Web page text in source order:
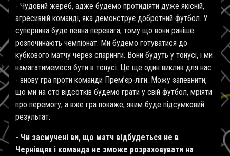
- Чудовий жереб, адже будемо протидіяти дуже якісній,
агресивній команді, яка демонструє добротний футбол. У
суперника буде певна перевага, тому що вони раніше
розпочинають чемпіонат. Ми будемо готуватися до
кубкового матчу через спаринги. Вони будуть у тонусі, і ми
намагатимемося бути в тонусі. Це ще один виклик для нас
- знову гра проти команди Прем’єр-ліги. Можу запевнити,
що ми на сто відсотків будемо грати у свій футбол, мріяти
про перемогу, а вже гра покаже, яким буде підсумковий
результат.
- Чи засмучені ви, що матч відбудеться не в
Чернівцях і команда не зможе розраховувати на